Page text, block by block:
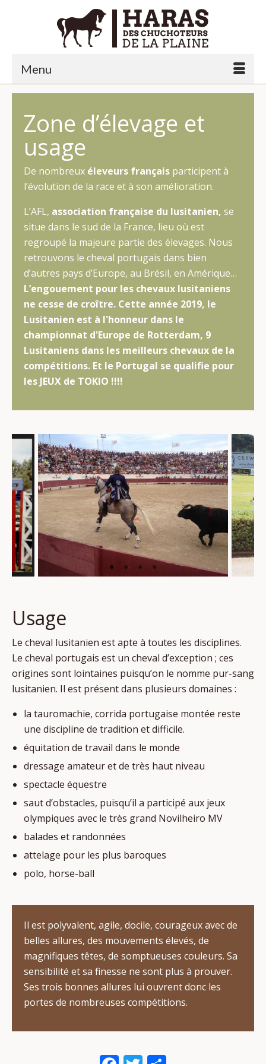
Menu
Zone d’élevage et
usage
De nombreux éleveurs français participent à
l’évolution de la race et à son amélioration.
L’AFL, association française du lusitanien, se
situe dans le sud de la France, lieu où est
regroupé la majeure partie des élevages. Nous
retrouvons le cheval portugais dans bien
d’autres pays d’Europe, au Brésil, en Amérique…
L’engouement pour les chevaux lusitaniens
ne cesse de croître. Cette année 2019, le
Lusitanien est à l'honneur dans le
championnat d'Europe de Rotterdam, 9
Lusitaniens dans les meilleurs chevaux de la
compétitions. Et le Portugal se qualifie pour
les JEUX de TOKIO !!!!
Usage
Le cheval lusitanien est apte à toutes les disciplines.
Le cheval portugais est un cheval d’exception ; ces
origines sont lointaines puisqu’on le nomme pur-sang
lusitanien. Il est présent dans plusieurs domaines :
la tauromachie, corrida portugaise montée reste
une discipline de tradition et difficile.
équitation de travail dans le monde
dressage amateur et de très haut niveau
spectacle équestre
saut d’obstacles, puisqu’il a participé aux jeux
olympiques avec le très grand Novilheiro MV
balades et randonnées
attelage pour les plus baroques
polo, horse-ball
Il est polyvalent, agile, docile, courageux avec de
belles allures, des mouvements élevés, de
magnifiques têtes, de somptueuses couleurs. Sa
sensibilité et sa finesse ne sont plus à prouver.
Ses trois bonnes allures lui ouvrent donc les
portes de nombreuses compétitions.